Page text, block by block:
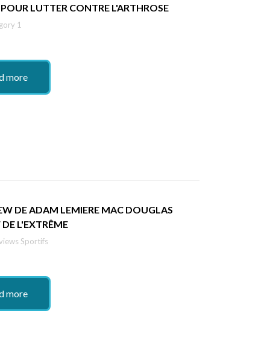
LUTTER CONTRE L'ARTHROSE
1
more
DE ADAM LEMIERE MAC DOUGLAS
L'EXTRÊME
Sportifs
more